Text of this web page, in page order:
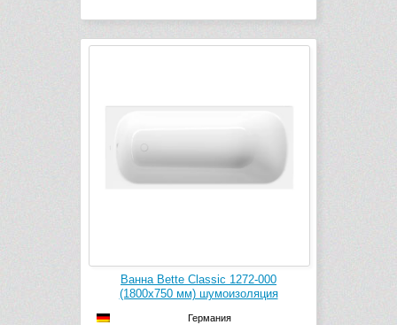
Ванна Bette Classic 1272-000
(1800х750 мм) шумоизоляция
Германия